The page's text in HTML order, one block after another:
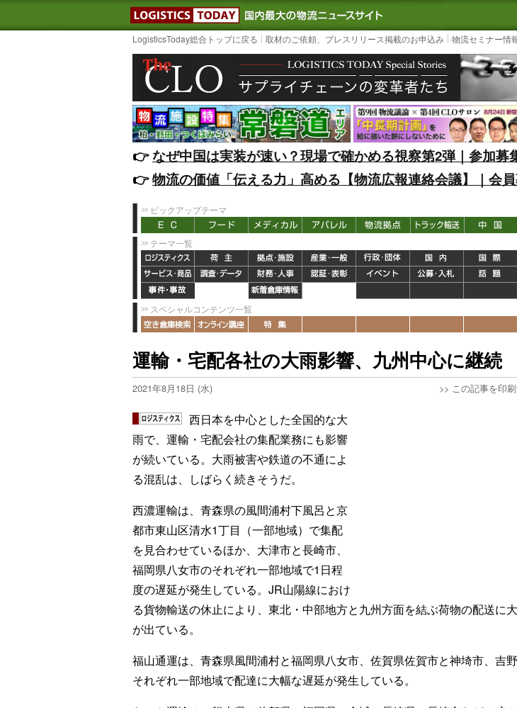
LOGISTICS TODAY｜国内最大の物流ニュースサイト
3PL, SCM
LogisticsToday総合トップに戻る 取材のご依頼、プレスリリース掲載のお申込み 物流セミナー情
👉️なぜ中国は実装が速い？現場で確かめる視察第2弾｜参加募
👉️物流の価値「伝える力」高める【物流広報連絡会議】｜会
ピックアップテーマ
テーマ一覧
スペシャルコンテンツ一覧
運輸・宅配各社の大雨影響、九州中心に継続
2021年8月18日 (水) >> この記事を印刷
西日本を中心とした全国的な大
雨で、運輸・宅配会社の集配業務にも影響
が続いている。大雨被害や鉄道の不通によ
る混乱は、しばらく続きそうだ。
西濃運輸は、青森県の風間浦村下風呂と京
都市東山区清水1丁目（一部地域）で集配
を見合わせているほか、大津市と長崎市、
福岡県八女市のそれぞれ一部地域で1日程
度の遅延が発生している。JR山陽線におけ
る貨物輸送の休止により、東北・中部地方と九州方面を結ぶ荷物の配送に
が出ている。
福山通運は、青森県風間浦村と福岡県八女市、佐賀県佐賀市と神埼市、吉
それぞれ一部地域で配達に大幅な遅延が発生している。